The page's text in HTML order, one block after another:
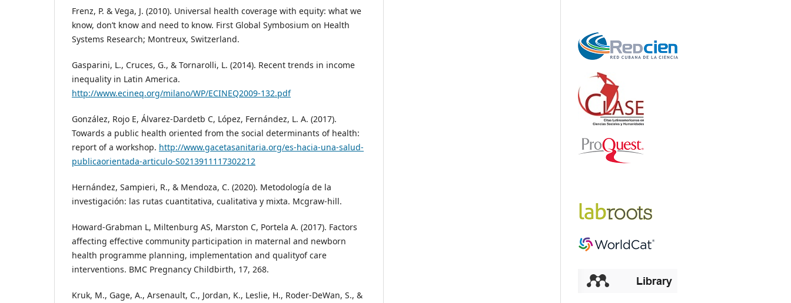
Frenz, P. & Vega, J. (2010). Universal health coverage with equity: what we
know, don’t know and need to know. First Global Symbosium on Health
Systems Research; Montreux, Switzerland.
Gasparini, L., Cruces, G., & Tornarolli, L. (2014). Recent trends in income
inequality in Latin America.
http://www.ecineq.org/milano/WP/ECINEQ2009-132.pdf
González, Rojo E, Álvarez-Dardetb C, López, Fernández, L. A. (2017).
Towards a public health oriented from the social determinants of health:
report of a workshop. http://www.gacetasanitaria.org/es-hacia-una-salud-
publicaorientada-articulo-S0213911117302212
Hernández, Sampieri, R., & Mendoza, C. (2020). Metodología de la
investigación: las rutas cuantitativa, cualitativa y mixta. Mcgraw-hill.
Howard-Grabman L, Miltenburg AS, Marston C, Portela A. (2017). Factors
affecting effective community participation in maternal and newborn
health programme planning, implementation and qualityof care
interventions. BMC Pregnancy Childbirth, 17, 268.
Kruk, M., Gage, A., Arsenault, C., Jordan, K., Leslie, H., Roder-DeWan, S., &